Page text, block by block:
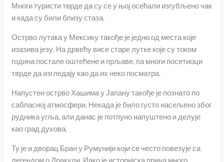
Многи туристи тврде да су се у њој осећали изгубљено чак
и када су били близу стаза.
Острво лутака у Мексику такође је једно од места које
изазива језу. На дрвећу висе старе лутке које су током
година постале оштећене и прљаве, па многи посетиоци
тврде да изгледају као да их неко посматра.
Напустен острво Хашима у Јапану такође је познато по
сабласној атмосфери. Некада је било густо насељено због
рудника угља, али данас је потпуно напуштено и делује
као град духова.
Ту је и дворац Бран у Румунији који се често повезује са
легендом о Дракули. Иако је историјска прича много